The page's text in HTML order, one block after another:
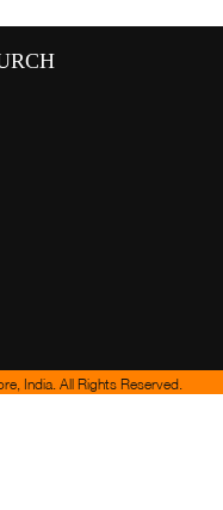
India. All Rights Reserved.